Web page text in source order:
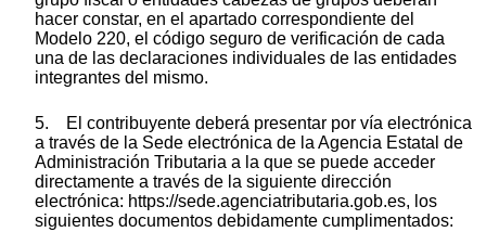
hacer constar, en el apartado correspondiente del
Modelo 220, el código seguro de verificación de cada
una de las declaraciones individuales de las entidades
integrantes del mismo.
5. El contribuyente deberá presentar por vía electrónica
a través de la Sede electrónica de la Agencia Estatal de
Administración Tributaria a la que se puede acceder
directamente a través de la siguiente dirección
electrónica: https://sede.agenciatributaria.gob.es, los
siguientes documentos debidamente cumplimentados: